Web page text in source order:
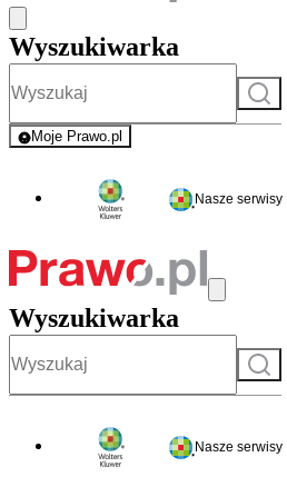
Wyszukiwarka
Szukaj
Moje Prawo.pl
- rejestracja i logowanie do serwisu
Nasze serwisy
Wyszukiwarka
Szukaj
Nasze serwisy